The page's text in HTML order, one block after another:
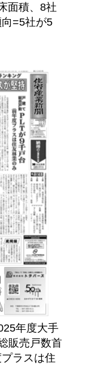
面積、8社
=5社が5
年度大手
販売戸数首
ラスは住